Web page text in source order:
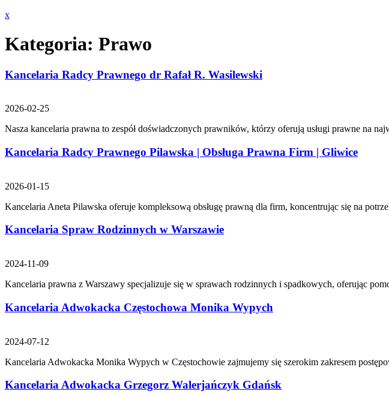
xClose
Kategoria: Prawo
Kancelaria Radcy Prawnego dr Rafał R. Wasilewski
2026-02-25
Nasza kancelaria prawna to zespół doświadczonych prawników, którzy oferują usługi prawne na
Kancelaria Radcy Prawnego Pilawska | Obsługa Prawna Firm | Gliwice
2026-01-15
Kancelaria Aneta Pilawska oferuje kompleksową obsługę prawną dla firm, koncentrując się na
Kancelaria Spraw Rodzinnych w Warszawie
2024-11-09
Kancelaria prawna z Warszawy specjalizuje się w sprawach rodzinnych i spadkowych, oferując
Kancelaria Adwokacka Częstochowa Monika Wypych
2024-07-12
Kancelaria Adwokacka Monika Wypych w Częstochowie zajmujemy się szerokim zakresem
Kancelaria Adwokacka Grzegorz Walerjańczyk Gdańsk